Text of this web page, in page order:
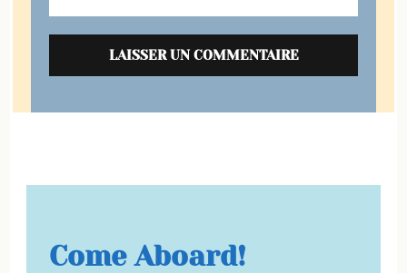
Come Aboard!